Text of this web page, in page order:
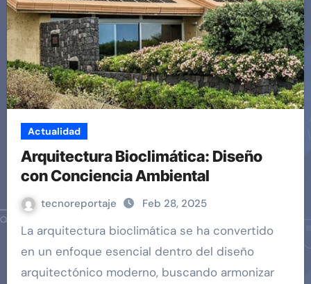
Actualidad
Arquitectura Bioclimática: Diseño
con Conciencia Ambiental
tecnoreportaje Feb 28, 2025
La arquitectura bioclimática se ha convertido
en un enfoque esencial dentro del diseño
arquitectónico moderno, buscando armonizar